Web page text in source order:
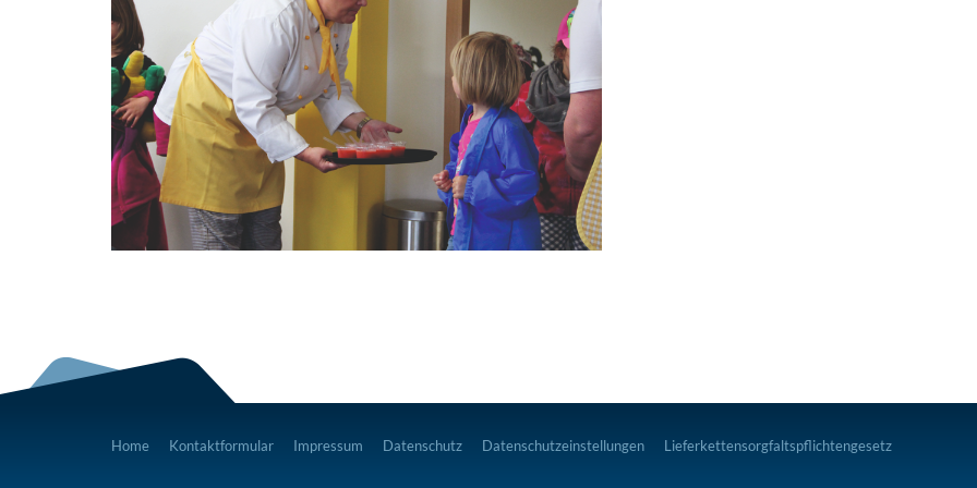
Home Kontaktformular Impressum Datenschutz Datenschutzeinstellungen Lieferkettensorgfaltspflichtengesetz